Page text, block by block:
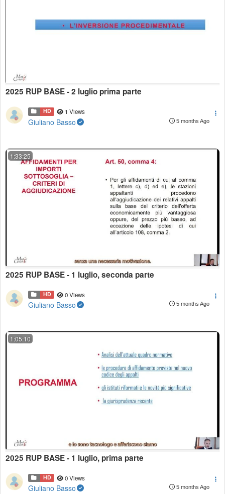
2025 RUP BASE - 2 luglio prima parte
HD 1 Views
Giuliano Basso 5 months Ago
1:33:25
2025 RUP BASE - 1 luglio, seconda parte
HD 0 Views
Giuliano Basso 5 months Ago
1:05:10
2025 RUP BASE - 1 luglio, prima parte
HD 0 Views
Giuliano Basso 5 months Ago